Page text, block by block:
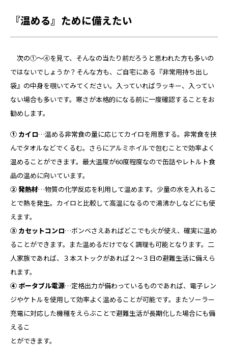
『温める』ために備えたい
次の①～④を見て、そんなの当たり前だろうと思われた方も多いの
ではないでしょうか？そんな方も、ご自宅にある『非常用持ち出し
袋』の中身を覗いてみてください。入っていればラッキー、入ってい
ない場合も多いです。寒さが本格的になる前に一度確認することをお
勧めします。
① カイロ…温める非常食の量に応じてカイロを用意する。非常食を挟
んでタオルなどでくるむ。さらにアルミホイルで包むことで効率よく
温めることができます。最大温度が60度程度なので缶詰やレトルト食
品の温めに向いています。
② 発熱材…物質の化学反応を利用して温めます。少量の水を入れるこ
とで熱を発生。カイロと比較して高温になるので湯沸かしなどにも使
えます。
③ カセットコンロ…ボンベさえあればどこでも火が使え、確実に温め
ることができます。また温めるだけでなく調理も可能となります。二
人家族であれば、３本ストックがあれば２～３日の避難生活に備えら
れます。
④ ポータブル電源…定格出力が備わっているものであれば、電子レン
ジやケトルを使用して効率よく温めることが可能です。またソーラー
充電に対応した機種をえらぶことで避難生活が長期化した場合にも備
えるこ
とができます。